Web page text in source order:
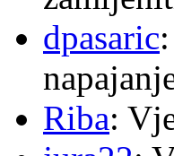
dpasaric
Riba: